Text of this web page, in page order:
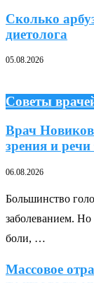
Сколько
диетолога
05.08.2026
Советы
Врач
зрения и речи
06.08.2026
Большинство
заболеванием. Но
боли, …
Массовое